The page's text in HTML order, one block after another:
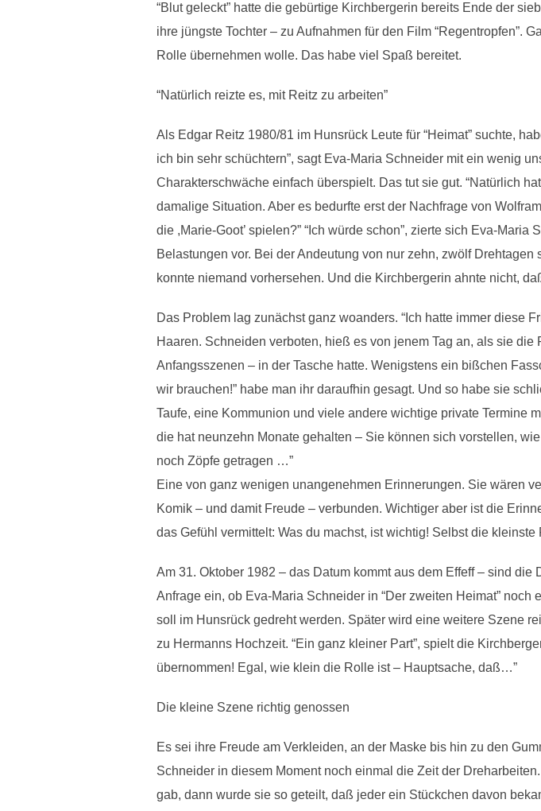
“Blut geleckt” hatte die gebürtige Kirchbergerin bereits Ende der
ihre jüngste Tochter – zu Aufnahmen für den Film “Regentropfen”.
Rolle übernehmen wolle. Das habe viel Spaß bereitet.
“Natürlich reizte es, mit Reitz zu arbeiten”
Als Edgar Reitz 1980/81 im Hunsrück Leute für “Heimat” suchte,
ich bin sehr schüchtern”, sagt Eva-Maria Schneider mit ein wenig
Charakterschwäche einfach überspielt. Das tut sie gut. “Natürlich
damalige Situation. Aber es bedurfte erst der Nachfrage von
die ,Marie-Goot’ spielen?” “Ich würde schon”, zierte sich Eva-
Belastungen vor. Bei der Andeutung von nur zehn, zwölf
konnte niemand vorhersehen. Und die Kirchbergerin ahnte nicht,
Das Problem lag zunächst ganz woanders. “Ich hatte immer diese
Haaren. Schneiden verboten, hieß es von jenem Tag an, als sie die
Anfangsszenen – in der Tasche hatte. Wenigstens ein bißchen
wir brauchen!” habe man ihr daraufhin gesagt. Und so habe sie
Taufe, eine Kommunion und viele andere wichtige private Termine
die hat neunzehn Monate gehalten – Sie können sich vorstellen,
noch Zöpfe getragen …”
Eine von ganz wenigen unangenehmen Erinnerungen. Sie wären
Komik – und damit Freude – verbunden. Wichtiger aber ist die
das Gefühl vermittelt: Was du machst, ist wichtig! Selbst die kleinste
Am 31. Oktober 1982 – das Datum kommt aus dem Effeff – sind
Anfrage ein, ob Eva-Maria Schneider in “Der zweiten Heimat”
soll im Hunsrück gedreht werden. Später wird eine weitere Szene
zu Hermanns Hochzeit. “Ein ganz kleiner Part”, spielt die
übernommen! Egal, wie klein die Rolle ist – Hauptsache, daß…”
Die kleine Szene richtig genossen
Es sei ihre Freude am Verkleiden, an der Maske bis hin zu den
Schneider in diesem Moment noch einmal die Zeit der
gab, dann wurde sie so geteilt, daß jeder ein Stückchen davon